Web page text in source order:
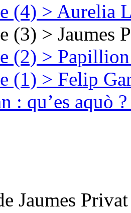
(4) > Aurelia
(3) > Jaumes
(2) >
(1) > Felip
: qu’es aquò
Jaumes